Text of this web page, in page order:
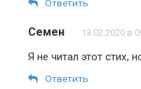
Ответить
Семен 13.02.2020 в
Я не читал этот стих,
Ответить